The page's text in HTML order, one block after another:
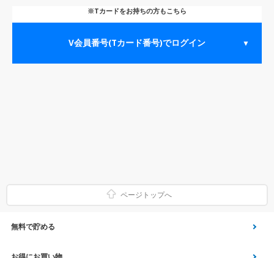
※Tカードをお持ちの方もこちら
V会員番号(Tカード番号)でログイン ▼
ページトップへ
無料で貯める